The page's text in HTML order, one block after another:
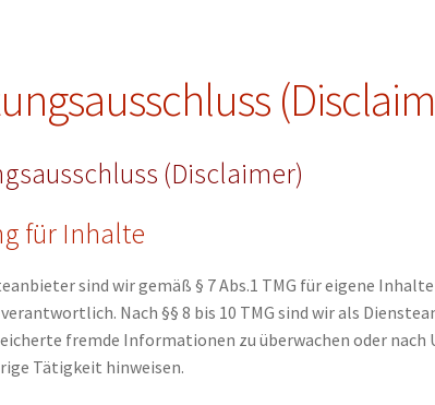
(Disclaimer)
für Inhalte
sind wir gemäß § 7 Abs.1 TMG für eigene
Nach §§ 8 bis 10 TMG sind wir als
fremde Informationen zu überwachen oder nach
Tätigkeit hinweisen.